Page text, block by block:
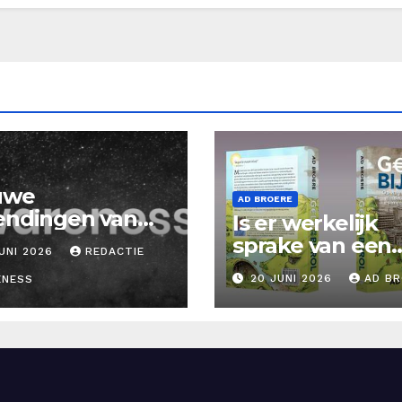
van
Tv
2026 REDACTIE
AD BROERE
Is er werkelijk
sprake van een
energiecrisis?
Nieuwe Blog Ad
Broere
20 JUNI 2026 AD